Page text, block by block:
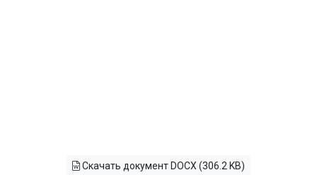
Скачать документ DOCX (306.2 KB)